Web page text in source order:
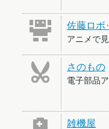
佐藤ロボ
アニメで
さのもの
電子部品
雑機屋